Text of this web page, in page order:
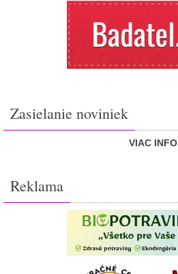
Zasielanie noviniek
VIAC INFO
Reklama